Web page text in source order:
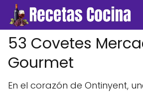
53 Covetes
Gourmet
En el corazón de Ontinyent,